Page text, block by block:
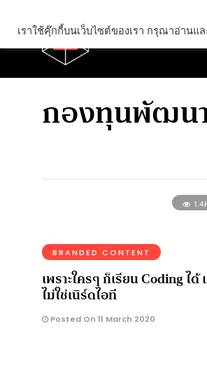
กองทุนพัฒน
BRANDED CONTENT
เพราะใครๆ ก็เรียน Coding ได้
ไม่ใช่เนิร์ดไอที
Posted On 11 March 2020
เราใช้คุ๊กกี้บนเว็บไซต์ของเรา กรุณาอ่านแ